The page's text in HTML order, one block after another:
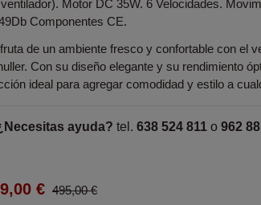
Motor DC 35W. 6 Velocidades.
Componentes CE.
de un ambiente fresco y confortable con el
Con su diseño elegante y su rendimiento
ideal para agregar comodidad y estilo a
ayuda? tel. 638 524 811 o 962
€ 495,00 €